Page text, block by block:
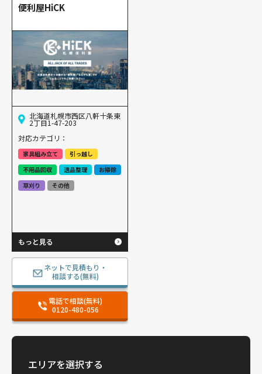
便利屋HiCK
北海道札幌市西区八軒十条東
2丁目1-47-203
対応カテゴリ：
家具組み立て
引っ越し
不用品回収
遺品整理
お掃除
草刈り
その他
もっと見る
ネットで見積もり・
相談する(無料)
電話で相談(無料)
0120-480-056
エリアを選択する